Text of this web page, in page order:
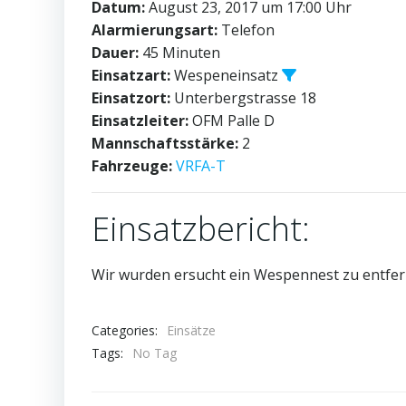
Datum:August 23, 2017 um 17:00 Uhr
Alarmierungsart: Telefon
Dauer: 45 Minuten
Einsatzart:Wespeneinsatz
Einsatzort: Unterbergstrasse 18
Einsatzleiter:OFM Palle D
Mannschaftsstärke: 2
Fahrzeuge:VRFA-T
Einsatzbericht:
Wir wurden ersucht ein Wespennest zu
Categories:
Einsätze
Tags:
No Tag